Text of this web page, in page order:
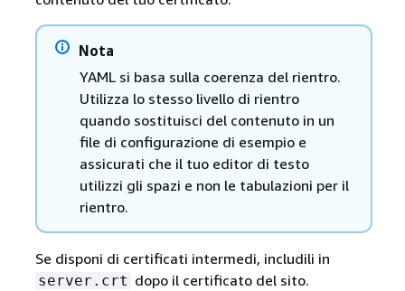
Nota
YAML si basa sulla coerenza del rientro.
Utilizza lo stesso livello di rientro
quando sostituisci del contenuto in un
file di configurazione di esempio e
assicurati che il tuo editor di testo
utilizzi gli spazi e non le tabulazioni per il
rientro.
Se disponi di certificati intermedi, includili in
server.crt dopo il certificato del sito.